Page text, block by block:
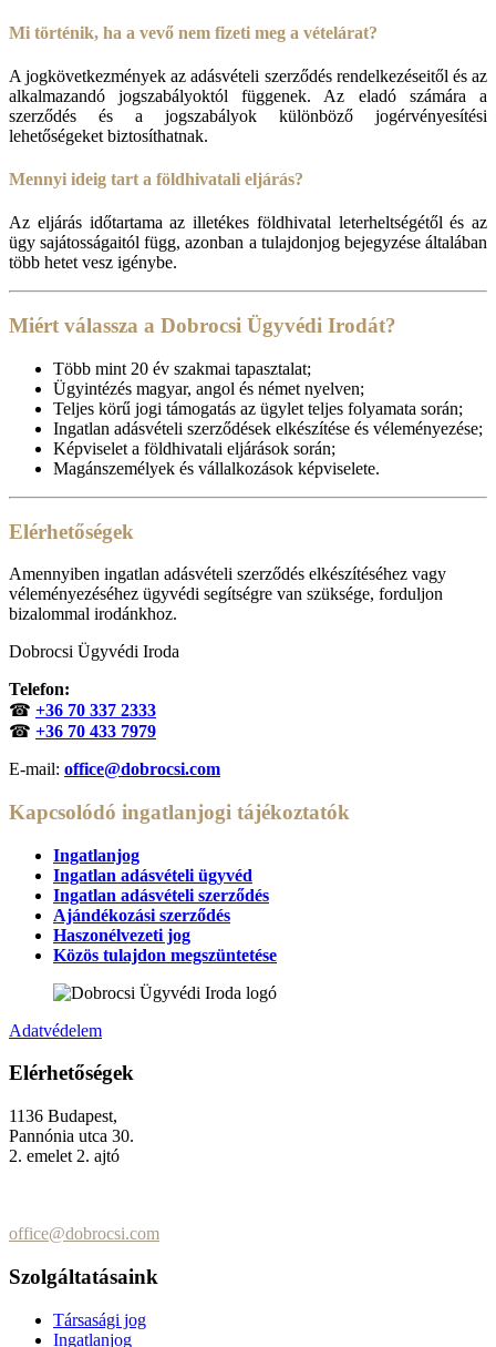
Mi történik, ha a vevő nem fizeti meg a vételárat?
A jogkövetkezmények az adásvételi szerződés rendelkezéseitől és az
alkalmazandó jogszabályoktól függenek. Az eladó számára a
szerződés és a jogszabályok különböző jogérvényesítési
lehetőségeket biztosíthatnak.
Mennyi ideig tart a földhivatali eljárás?
Az eljárás időtartama az illetékes földhivatal leterheltségétől és az
ügy sajátosságaitól függ, azonban a tulajdonjog bejegyzése általában
több hetet vesz igénybe.
Miért válassza a Dobrocsi Ügyvédi Irodát?
Több mint 20 év szakmai tapasztalat;
Ügyintézés magyar, angol és német nyelven;
Teljes körű jogi támogatás az ügylet teljes folyamata során;
Ingatlan adásvételi szerződések elkészítése és véleményezése;
Képviselet a földhivatali eljárások során;
Magánszemélyek és vállalkozások képviselete.
Elérhetőségek
Amennyiben ingatlan adásvételi szerződés elkészítéséhez vagy
véleményezéséhez ügyvédi segítségre van szüksége, forduljon
bizalommal irodánkhoz.
Dobrocsi Ügyvédi Iroda
Telefon:
☎ +36 70 337 2333
☎ +36 70 433 7979
E-mail: office@dobrocsi.com
Kapcsolódó ingatlanjogi tájékoztatók
Ingatlanjog
Ingatlan adásvételi ügyvéd
Ingatlan adásvételi szerződés
Ajándékozási szerződés
Haszonélvezeti jog
Közös tulajdon megszüntetése
Adatvédelem
Elérhetőségek
1136 Budapest,
Pannónia utca 30.
2. emelet 2. ajtó
office@dobrocsi.com
Szolgáltatásaink
Társasági jog
Ingatlanjog